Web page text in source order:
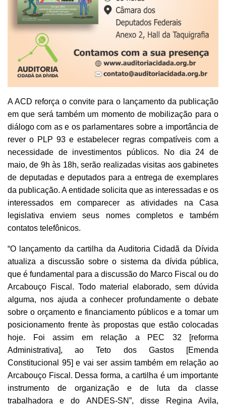
A ACD reforça o convite para o lançamento da publicação
em que será também um momento de mobilização para o
diálogo com as e os parlamentares sobre a importância de
rever o PLP 93 e estabelecer regras compatíveis com a
necessidade de investimentos públicos. No dia 24 de
maio, de 9h às 18h, serão realizadas visitas aos gabinetes
de deputadas e deputados para a entrega de exemplares
da publicação. A entidade solicita que as interessadas e os
interessados em comparecer as atividades na Casa
legislativa enviem seus nomes completos e também
contatos telefônicos.
“O lançamento da cartilha da Auditoria Cidadã da Dívida
atualiza a discussão sobre o sistema da dívida pública,
que é fundamental para a discussão do Marco Fiscal ou do
Arcabouço Fiscal. Todo material elaborado, sem dúvida
alguma, nos ajuda a conhecer profundamente o debate
sobre o orçamento e financiamento públicos e a tomar um
posicionamento frente às propostas que estão colocadas
hoje. Foi assim em relação a PEC 32 [reforma
Administrativa], ao Teto dos Gastos [Emenda
Constitucional 95] e vai ser assim também em relação ao
Arcabouço Fiscal. Dessa forma, a cartilha é um importante
instrumento de organização e de luta da classe
trabalhadora e do ANDES-SN”, disse Regina Avila,